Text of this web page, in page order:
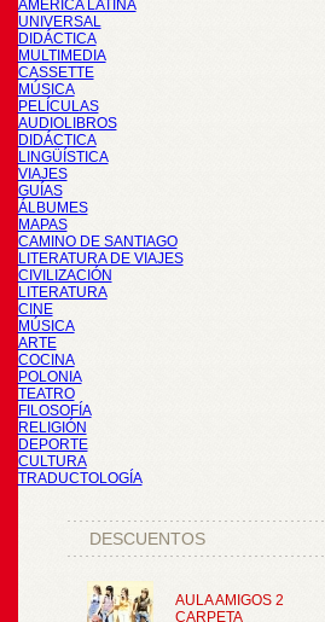
AMÉRICA LATINA
UNIVERSAL
DIDÁCTICA
MULTIMEDIA
CASSETTE
MÚSICA
PELÍCULAS
AUDIOLIBROS
DIDÁCTICA
LINGÜÍSTICA
VIAJES
GUÍAS
ÁLBUMES
MAPAS
CAMINO DE SANTIAGO
LITERATURA DE VIAJES
CIVILIZACIÓN
LITERATURA
CINE
MÚSICA
ARTE
COCINA
POLONIA
TEATRO
FILOSOFÍA
RELIGIÓN
DEPORTE
CULTURA
TRADUCTOLOGÍA
DESCUENTOS
AULA AMIGOS 2
CARPETA